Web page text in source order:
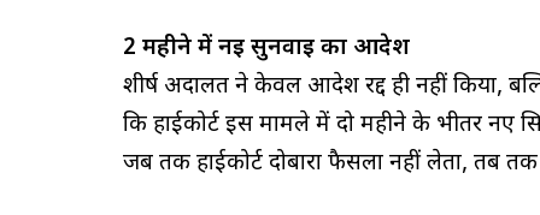
2 महीने में नई सुनवाई का आदेश
शीर्ष अदालत ने केवल आदेश रद्द ही नहीं किया,
कि हाईकोर्ट इस मामले में दो महीने के भीतर नए
जब तक हाईकोर्ट दोबारा फैसला नहीं लेता, तब